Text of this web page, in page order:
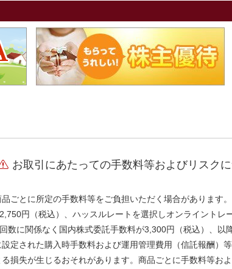
お取引にあたっての手数料等およびリスク
ごとに所定の手数料等をご負担いただく場合があります
円（税込）、ハッスルレートを選択しオンライントレ
数に関係なく国内株式委託手数料が3,300円（税込）、以
定された購入時手数料および運用管理費用（信託報酬）等
損失が生じるおそれがあります。商品ごとに手数料等お